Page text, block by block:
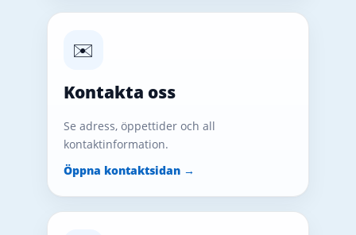
✉️
Kontakta oss
Se adress, öppettider och all
kontaktinformation.
Öppna kontaktsidan →